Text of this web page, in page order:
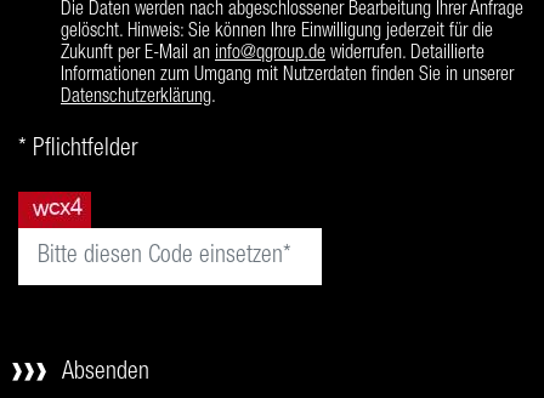
Die Daten werden nach abgeschlossener Bearbeitung Ihrer Anfrage
gelöscht. Hinweis: Sie können Ihre Einwilligung jederzeit für die
Zukunft per E-Mail an info@qgroup.de widerrufen. Detaillierte
Informationen zum Umgang mit Nutzerdaten finden Sie in unserer
Datenschutzerklärung.
* Pflichtfelder
Absenden